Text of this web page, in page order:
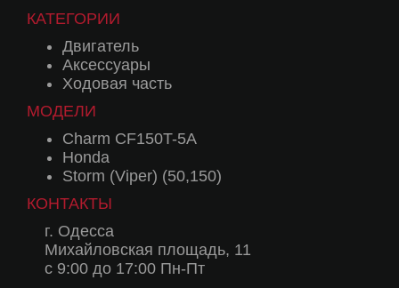
КАТЕГОРИИ
Двигатель
Аксессуары
Ходовая часть
МОДЕЛИ
Charm CF150T-5A
Honda
Storm (Viper) (50,150)
КОНТАКТЫ
г. Одесса
Михайловская площадь, 11
с 9:00 до 17:00 Пн-Пт